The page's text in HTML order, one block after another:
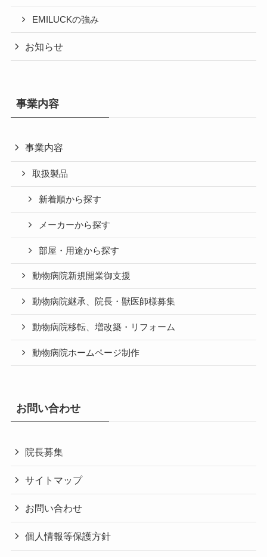
EMILUCKの強み
お知らせ
事業内容
事業内容
取扱製品
新着順から探す
メーカーから探す
部屋・用途から探す
動物病院新規開業御支援
動物病院継承、院長・獣医師様募集
動物病院移転、増改築・リフォーム
動物病院ホームページ制作
お問い合わせ
院長募集
サイトマップ
お問い合わせ
個人情報等保護方針